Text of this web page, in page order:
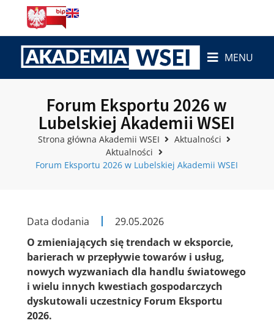
MENU
Forum Eksportu 2026 w
Lubelskiej Akademii WSEI
Strona główna Akademii WSEI
Aktualności
Aktualności
Forum Eksportu 2026 w Lubelskiej Akademii WSEI
Data dodania
29.05.2026
O zmieniających się trendach w eksporcie,
barierach w przepływie towarów i usług,
nowych wyzwaniach dla handlu światowego
i wielu innych kwestiach gospodarczych
dyskutowali uczestnicy Forum Eksportu
2026.